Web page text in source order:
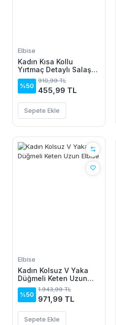
Elbise
Kadın Kısa Kollu
Yırtmaç Detaylı Salaş
Viskon Elbise
%50
910,99 TL
455,99 TL
Sepete Ekle
Elbise
Kadın Kolsuz V Yaka
Düğmeli Keten Uzun
Elbise
%50
1.943,99 TL
971,99 TL
Sepete Ekle